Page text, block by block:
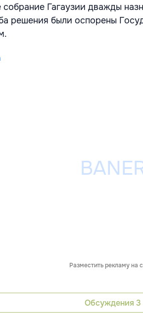
Гагаузии дважды
решения были оспорены
Разместить рекламу на
Обсуждения 3